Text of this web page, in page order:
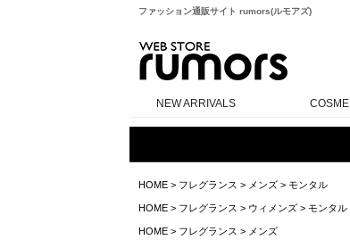
ファッション通販サイト rumors(ルモアズ)
NEW ARRIVALS COSME
HOME> フレグランス > メンズ> モンタル
HOME> フレグランス > ウィメンズ> モンタル
HOME> フレグランス > メンズ